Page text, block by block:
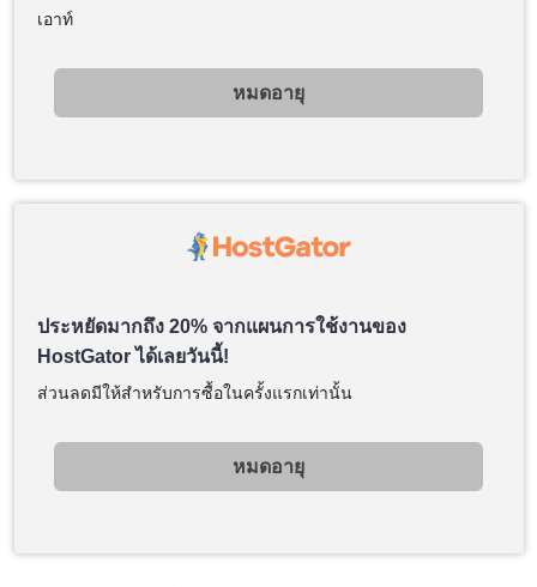
เอาท์
หมดอายุ
ประหยัดมากถึง 20% จากแผนการใช้งานของ
HostGator ได้เลยวันนี้!
ส่วนลดมีให้สำหรับการซื้อในครั้งแรกเท่านั้น
หมดอายุ